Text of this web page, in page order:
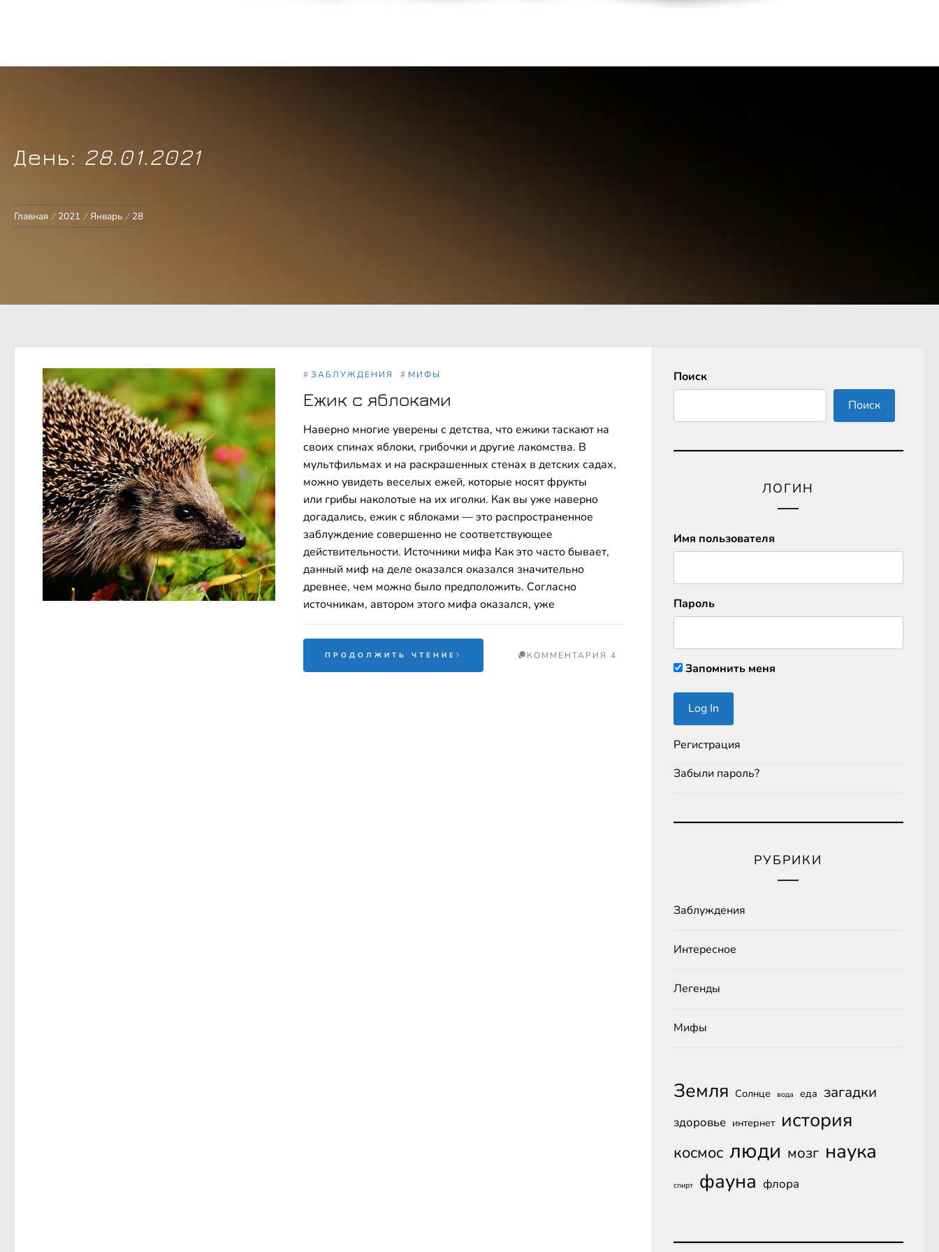
ПОПУЛЯРНЫЕ МИФЫ
День: 28.01.2021
Главная 2021 Январь 28
# ЗАБЛУЖДЕНИЯ # МИФЫ
Ежик с яблоками
Наверно многие уверены с детства, что ежики таскают на
своих спинах яблоки, грибочки и другие лакомства. В
мультфильмах и на раскрашенных стенах в детских садах,
можно увидеть веселых ежей, которые носят фрукты
или грибы наколотые на их иголки. Как вы уже наверно
догадались, ежик с яблоками — это распространенное
заблуждение совершенно не соответствующее
действительности. Источники мифа Как это часто бывает,
данный миф на деле оказался оказался значительно
древнее, чем можно было предположить. Согласно
источникам, автором этого мифа оказался, уже
ПРОДОЛЖИТЬ ЧТЕНИЕ КОММЕНТАРИЯ 4
Поиск
Поиск
ЛОГИН
Имя пользователя
Пароль
Запомнить меня
Регистрация
Забыли пароль?
РУБРИКИ
Заблуждения
Интересное
Легенды
Мифы
Земля Солнце вода еда загадки
здоровье интернет история
космос люди мозг наука
спирт фауна флора